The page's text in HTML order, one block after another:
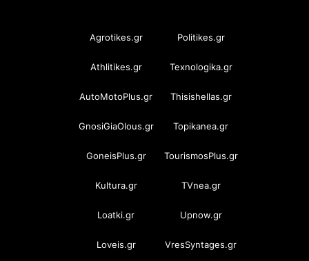
Agrotikes.gr Politikes.gr
Athlitikes.gr Texnologika.gr
AutoMotoPlus.gr Thisishellas.gr
GnosiGiaOlous.gr Topikanea.gr
GoneisPlus.gr TourismosPlus.gr
Kultura.gr TVnea.gr
Loatki.gr Upnow.gr
Loveis.gr VresSyntages.gr